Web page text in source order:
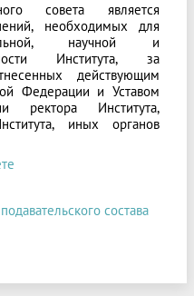
совета является
необходимых для
научной и
Института, за
действующим
Федерации и Уставом
ректора Института,
иных органов
состава